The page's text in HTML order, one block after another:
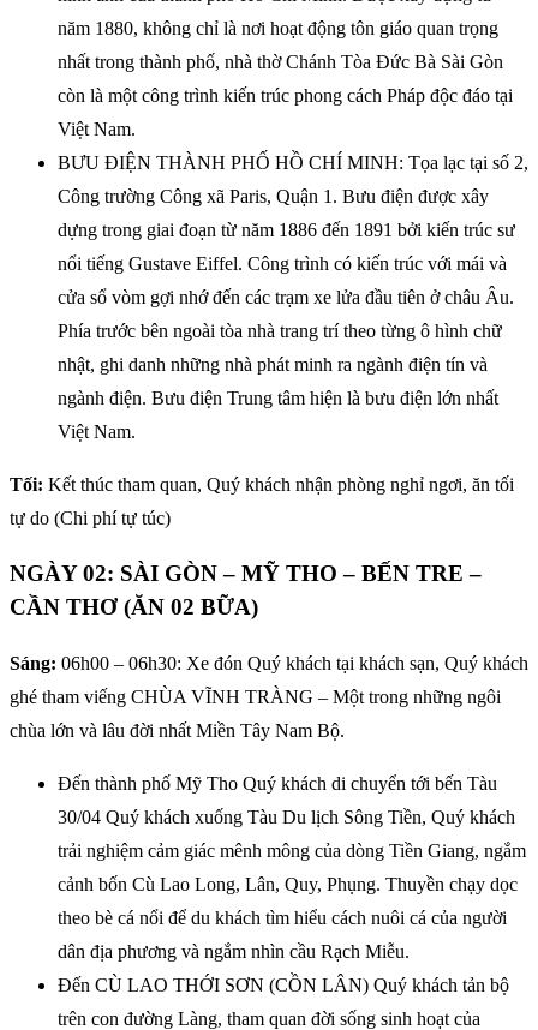
năm 1880, không chỉ là nơi hoạt động tôn giáo quan trọng
nhất trong thành phố, nhà thờ Chánh Tòa Đức Bà Sài Gòn
còn là một công trình kiến trúc phong cách Pháp độc đáo tại
Việt Nam.
BƯU ĐIỆN THÀNH PHỐ HỒ CHÍ MINH: Tọa lạc tại số 2,
Công trường Công xã Paris, Quận 1. Bưu điện được xây
dựng trong giai đoạn từ năm 1886 đến 1891 bởi kiến trúc sư
nổi tiếng Gustave Eiffel. Công trình có kiến trúc với mái và
cửa sổ vòm gợi nhớ đến các trạm xe lửa đầu tiên ở châu Âu.
Phía trước bên ngoài tòa nhà trang trí theo từng ô hình chữ
nhật, ghi danh những nhà phát minh ra ngành điện tín và
ngành điện. Bưu điện Trung tâm hiện là bưu điện lớn nhất
Việt Nam.
Tối: Kết thúc tham quan, Quý khách nhận phòng nghỉ ngơi, ăn tối
tự do (Chi phí tự túc)
NGÀY 02: SÀI GÒN – MỸ THO – BẾN TRE –
CẦN THƠ (ĂN 02 BỮA)
Sáng: 06h00 – 06h30: Xe đón Quý khách tại khách sạn, Quý khách
ghé tham viếng CHÙA VĨNH TRÀNG – Một trong những ngôi
chùa lớn và lâu đời nhất Miền Tây Nam Bộ.
Đến thành phố Mỹ Tho Quý khách di chuyển tới bến Tàu
30/04 Quý khách xuống Tàu Du lịch Sông Tiền, Quý khách
trải nghiệm cảm giác mênh mông của dòng Tiền Giang, ngắm
cảnh bốn Cù Lao Long, Lân, Quy, Phụng. Thuyền chạy dọc
theo bè cá nổi để du khách tìm hiểu cách nuôi cá của người
dân địa phương và ngắm nhìn cầu Rạch Miễu.
Đến CÙ LAO THỚI SƠN (CỒN LÂN) Quý khách tản bộ
trên con đường Làng, tham quan đời sống sinh hoạt của